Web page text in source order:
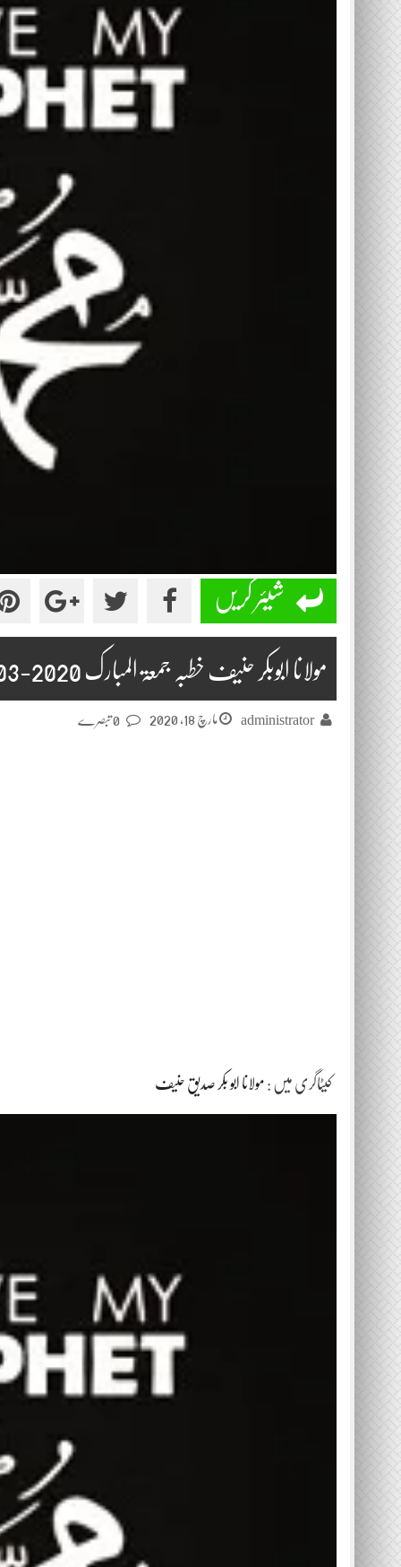
شیئر کریں
مولانا ابوبکر حنیف خطبہ جمعۃ المبارک 2020-03-13
administrator مارچ 18, 2020
کیٹاگری میں : مولانا ابو بکر صدیق حنیف